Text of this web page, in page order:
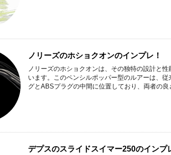
ノリーズのホショクオンのインプレ！
ノリーズのホショクオンは、その独特の設計と
います。このペンシルポッパー型のルアーは、
グとABSプラグの中間に位置しており、両者の良
デプスのスライドスイマー250のインプ